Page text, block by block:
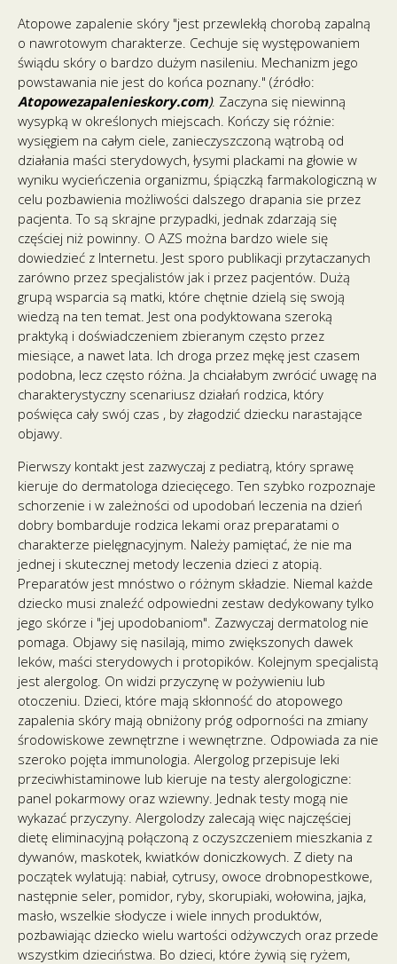
Atopowe zapalenie skóry "jest przewlekłą chorobą zapalną
o nawrotowym charakterze. Cechuje się występowaniem
świądu skóry o bardzo dużym nasileniu. Mechanizm jego
powstawania nie jest do końca poznany." (źródło:
Atopowezapalenieskory.com). Zaczyna się niewinną
wysypką w określonych miejscach. Kończy się różnie:
wysięgiem na całym ciele, zanieczyszczoną wątrobą od
działania maści sterydowych, łysymi plackami na głowie w
wyniku wycieńczenia organizmu, śpiączką farmakologiczną w
celu pozbawienia możliwości dalszego drapania sie przez
pacjenta. To są skrajne przypadki, jednak zdarzają się
częściej niż powinny. O AZS można bardzo wiele się
dowiedzieć z Internetu. Jest sporo publikacji przytaczanych
zarówno przez specjalistów jak i przez pacjentów. Dużą
grupą wsparcia są matki, które chętnie dzielą się swoją
wiedzą na ten temat. Jest ona podyktowana szeroką
praktyką i doświadczeniem zbieranym często przez
miesiące, a nawet lata. Ich droga przez mękę jest czasem
podobna, lecz często różna. Ja chciałabym zwrócić uwagę na
charakterystyczny scenariusz działań rodzica, który
poświęca cały swój czas , by złagodzić dziecku narastające
objawy.
Pierwszy kontakt jest zazwyczaj z pediatrą, który sprawę
kieruje do dermatologa dziecięcego. Ten szybko rozpoznaje
schorzenie i w zależności od upodobań leczenia na dzień
dobry bombarduje rodzica lekami oraz preparatami o
charakterze pielęgnacyjnym. Należy pamiętać, że nie ma
jednej i skutecznej metody leczenia dzieci z atopią.
Preparatów jest mnóstwo o różnym składzie. Niemal każde
dziecko musi znaleźć odpowiedni zestaw dedykowany tylko
jego skórze i "jej upodobaniom". Zazwyczaj dermatolog nie
pomaga. Objawy się nasilają, mimo zwiększonych dawek
leków, maści sterydowych i protopików. Kolejnym specjalistą
jest alergolog. On widzi przyczynę w pożywieniu lub
otoczeniu. Dzieci, które mają skłonność do atopowego
zapalenia skóry mają obniżony próg odporności na zmiany
środowiskowe zewnętrzne i wewnętrzne. Odpowiada za nie
szeroko pojęta immunologia. Alergolog przepisuje leki
przeciwhistaminowe lub kieruje na testy alergologiczne:
panel pokarmowy oraz wziewny. Jednak testy mogą nie
wykazać przyczyny. Alergolodzy zalecają więc najczęściej
dietę eliminacyjną połączoną z oczyszczeniem mieszkania z
dywanów, maskotek, kwiatków doniczkowych. Z diety na
początek wylatują: nabiał, cytrusy, owoce drobnopestkowe,
następnie seler, pomidor, ryby, skorupiaki, wołowina, jajka,
masło, wszelkie słodycze i wiele innych produktów,
pozbawiając dziecko wielu wartości odżywczych oraz przede
wszystkim dzieciństwa. Bo dzieci, które żywią się ryżem,